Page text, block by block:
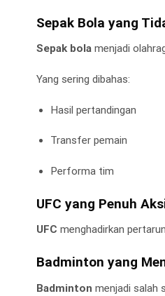
Sepak Bola yang
Sepak bola menjadi
Yang sering dibahas:
Hasil pertandingan
Transfer pemain
Performa tim
UFC yang Penuh
UFC menghadirkan
Badminton yang
Badminton menjadi salah